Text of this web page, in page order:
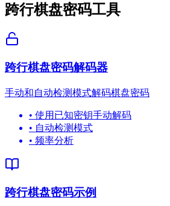
跨行棋盘密码工具
跨行棋盘密码解码器
手动和自动检测模式解码棋盘密码
• 使用已知密钥手动解码
• 自动检测模式
• 频率分析
跨行棋盘密码示例